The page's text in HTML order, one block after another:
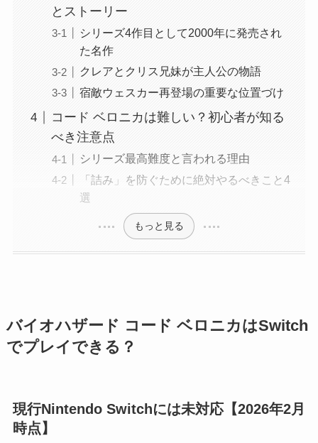
とストーリー
シリーズ4作目として2000年に発売され
た名作
クレアとクリス兄妹が主人公の物語
宿敵ウェスカー再登場の重要な位置づけ
コード ベロニカは難しい？初心者が知る
べき注意点
シリーズ最高難度と言われる理由
「詰み」を防ぐために絶対やるべきこと4
選
もっと見る
バイオハザード コード ベロニカはSwitch
でプレイできる？
現行Nintendo Switchには未対応【2026年2月
時点】